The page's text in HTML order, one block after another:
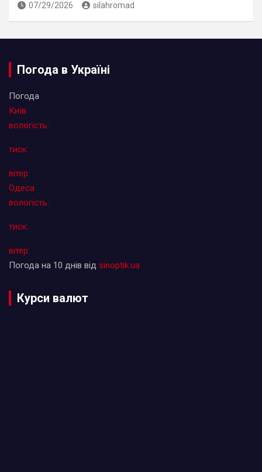
07/29/2026 silahromad
Погода в Україні
Погода
Київ
вологість:
тиск:
вітер:
Одеса
вологість:
тиск:
вітер:
Погода на 10 днів від sinoptik.ua
Курси валют